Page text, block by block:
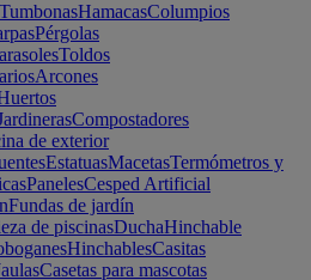
TumbonasHamacasColumpios
Pérgolas
Toldos
Arcones
Compostadores
de exterior
EstatuasMacetasTermómetros y
PanelesCesped Artificial
Fundas de jardín
de piscinasDuchaHinchable
HinchablesCasitas
Casetas para mascotas